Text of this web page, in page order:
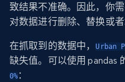
致结果不准确。因此，你
对数据进行删除、替换或者
在抓取到的数据中，Urban
缺失值。可以使用 pandas
0% ：